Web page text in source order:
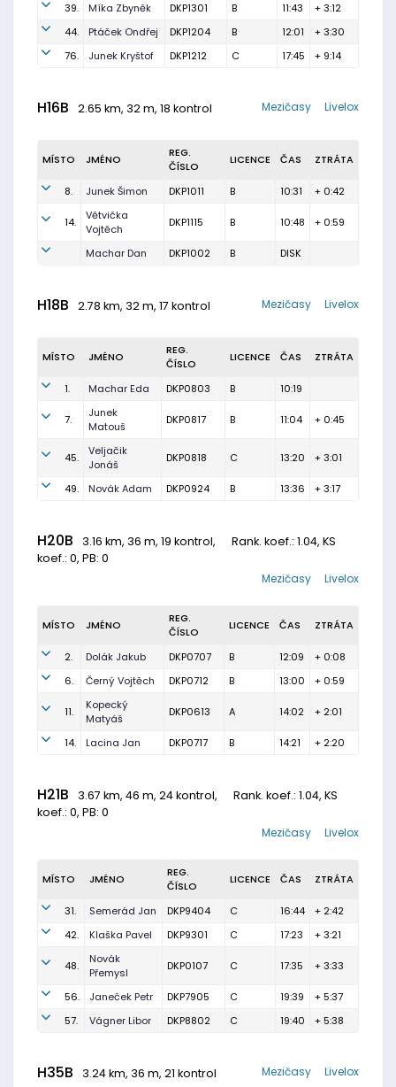
39. Míka Zbyněk DKP1301 B 11:43
+ 3:12
44.
Ptáček Ondřej DKP1204 B 12:01
+ 3:30
76.
Junek Kryštof DKP1212 C 17:45 + 9:14
H16B 2.65 km, 32 m, 18 kontrol Livelox
Mezičasy
MÍSTO JMÉNO
REG.
ČÍSLO
LICENCE ČAS ZTRÁTA
8. Junek Šimon DKP1011 B 10:31 + 0:42
14.
Větvička
Vojtěch
DKP1115 B 10:48 + 0:59
Machar Dan DKP1002 B DISK
H18B 2.78 km, 32 m, 17 kontrol Livelox
Mezičasy
MÍSTO JMÉNO
REG.
ČÍSLO
LICENCE ČAS ZTRÁTA
1. Machar Eda DKP0803 B 10:19
7.
Junek
Matouš
DKP0817 B 11:04 + 0:45
45.
Veljačik
Jonáš
DKP0818 C 13:20 + 3:01
49. Novák Adam DKP0924 B 13:36 + 3:17
H20B 3.16 km, 36 m, 19 kontrol, Rank. koef.: 1.04, KS
koef.: 0, PB: 0
Livelox
Mezičasy
MÍSTO JMÉNO
REG.
ČÍSLO
LICENCE ČAS ZTRÁTA
2. Dolák Jakub DKP0707 B 12:09
+ 0:08
6.
Černý Vojtěch DKP0712 B 13:00 + 0:59
11.
Kopecký
Matyáš
DKP0613 A 14:02 + 2:01
14. Lacina Jan DKP0717 B 14:21 + 2:20
H21B 3.67 km, 46 m, 24 kontrol, Rank. koef.: 1.04, KS
koef.: 0, PB: 0
Livelox
Mezičasy
MÍSTO JMÉNO
REG.
ČÍSLO
LICENCE ČAS ZTRÁTA
31. Semerád Jan DKP9404 C 16:44
+ 2:42
42.
Klaška Pavel DKP9301 C 17:23 + 3:21
48.
Novák
Přemysl
DKP0107 C 17:35 + 3:33
56. Janeček Petr DKP7905 C 19:39
+ 5:37
57.
Vágner Libor DKP8802 C 19:40 + 5:38
H35B 3.24 km, 36 m, 21 kontrol Livelox
Mezičasy